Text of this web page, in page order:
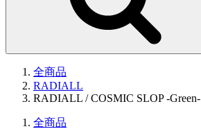
全商品
RADIALL
RADIALL / COSMIC SLOP -Green-
全商品